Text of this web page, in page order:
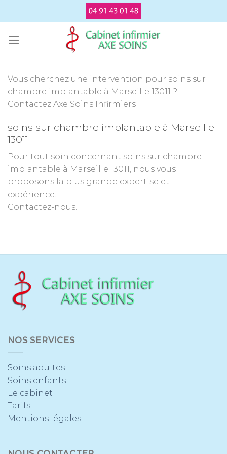
Vous cherchez une intervention pour soins sur
chambre implantable à Marseille 13011 ?
Contactez Axe Soins Infirmiers
soins sur chambre implantable à Marseille
13011
Pour tout soin concernant soins sur chambre
implantable à Marseille 13011, nous vous
proposons la plus grande expertise et
expérience.
Contactez-nous.
NOS SERVICES
Soins adultes
Soins enfants
Le cabinet
Tarifs
Mentions légales